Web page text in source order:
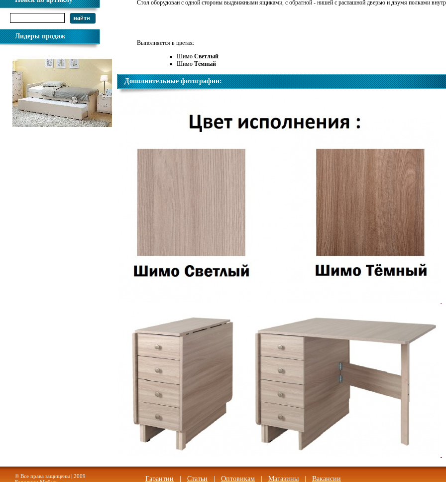
Лидеры продаж
Стол оборудован с одной стороны выдвижными ящиками, с обратной - нишей с распашной дверью и двумя полками
Выполняется в цветах:
Шимо Светлый
Шимо Тёмный
Дополнительные фотографии:
© Все права защищены | 2009
Гарантии Статьи Оптовикам Магазины Вакансии